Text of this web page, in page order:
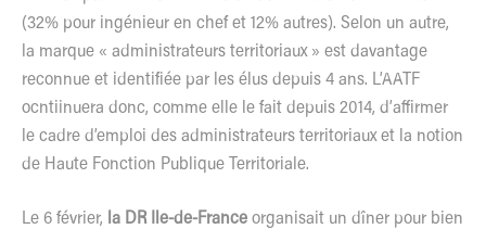
(32% pour ingénieur en chef et 12% autres). Selon un autre,
la marque « administrateurs territoriaux » est davantage
reconnue et identifiée par les élus depuis 4 ans. L’AATF
ocntiinuera donc, comme elle le fait depuis 2014, d’affirmer
le cadre d’emploi des administrateurs territoriaux et la notion
de Haute Fonction Publique Territoriale.
Le 6 février, la DR Ile-de-France organisait un dîner pour bien